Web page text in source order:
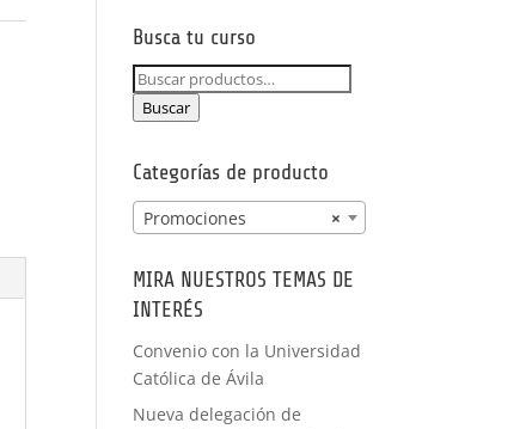
FORMATIVAS)
IA CON
PRÁCTICAS
Busca tu curso
Buscar
por:
Buscar
Categorías de producto
×
Promociones
MIRA NUESTROS TEMAS DE
INTERÉS
Convenio con la Universidad
Católica de Ávila
Nueva delegación de